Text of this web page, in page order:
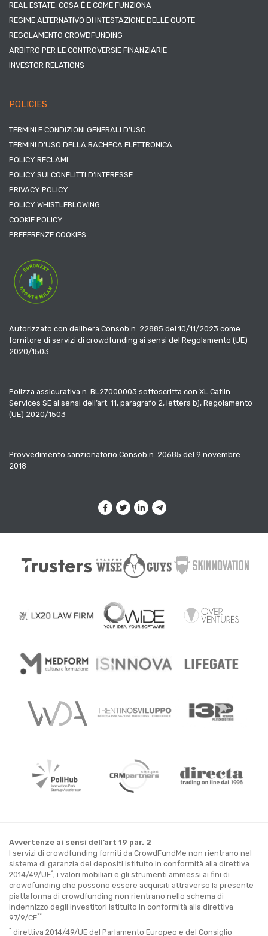
REAL ESTATE, COSA È E COME FUNZIONA
REGIME ALTERNATIVO DI INTESTAZIONE DELLE QUOTE
REGOLAMENTO CROWDFUNDING
ARBITRO PER LE CONTROVERSIE FINANZIARIE
INVESTOR RELATIONS
POLICIES
TERMINI E CONDIZIONI GENERALI D’USO
TERMINI D’USO DELLA BACHECA ELETTRONICA
POLICY RECLAMI
POLICY SUI CONFLITTI D’INTERESSE
PRIVACY POLICY
POLICY WHISTLEBLOWING
COOKIE POLICY
PREFERENZE COOKIES
Autorizzato con delibera Consob n. 22885 del 10/11/2023 come
fornitore di servizi di crowdfunding ai sensi del Regolamento (UE)
2020/1503
Polizza assicurativa n. BL27000003 sottoscritta con XL Catlin
Services SE ai sensi dell’art. 11, paragrafo 2, lettera b), Regolamento
(UE) 2020/1503
Provvedimento sanzionatorio Consob n. 20685 del 9 novembre
2018
Avvertenze ai sensi dell’art 19 par. 2
I servizi di crowdfunding forniti da CrowdFundMe non rientrano nel
sistema di garanzia dei depositi istituito in conformità alla direttiva
2014/49/UE*; i valori mobiliari e gli strumenti ammessi ai fini di
crowdfunding che possono essere acquisiti attraverso la presente
piattaforma di crowdfunding non rientrano nello schema di
indennizzo degli investitori istituito in conformità alla direttiva
97/9/CE**
* direttiva 2014/49/UE del Parlamento Europeo e del Consiglio